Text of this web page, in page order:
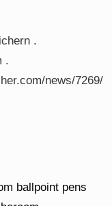
.
.
news/7269/